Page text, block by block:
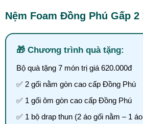
Nệm Foam Đồng Phú Gấp 2
Chương trình quà tặng:
Bộ quà tặng 7 món trị giá 620.000đ
✅ 2 gối nằm gòn cao cấp Đồng Phú
✅ 1 gối ôm gòn cao cấp Đồng Phú
✅ 1 bộ drap thun (2 áo gối nằm – 1